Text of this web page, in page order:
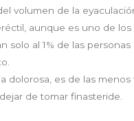
volumen de la
aunque es uno de los
solo al 1% de las
dolorosa, es de las
de tomar finasteride.